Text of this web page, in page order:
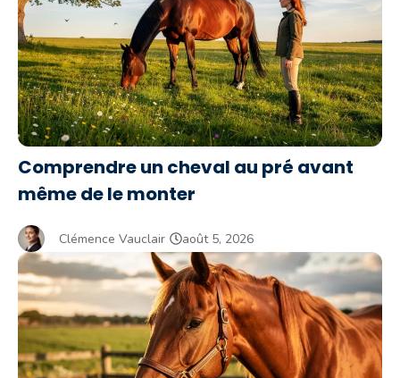
Comprendre un cheval au pré avant
même de le monter
Clémence Vauclair août 5, 2026